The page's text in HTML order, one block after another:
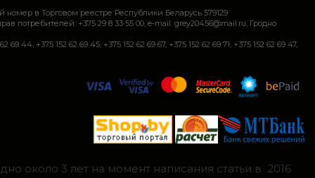
в Торговом реестре Республики Беларусь 579129
+375 29 8 33 55 00, e-mail: grey20456@mail.ru, Гродно
+375 152 62 69 45, +375 152 62 69 67, +375 152 62 69 71, +375 152 62 69 47,
около 3 лет на момент написания статьи в 2016